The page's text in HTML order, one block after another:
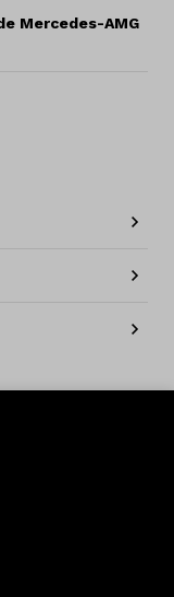
Mercedes-AMG